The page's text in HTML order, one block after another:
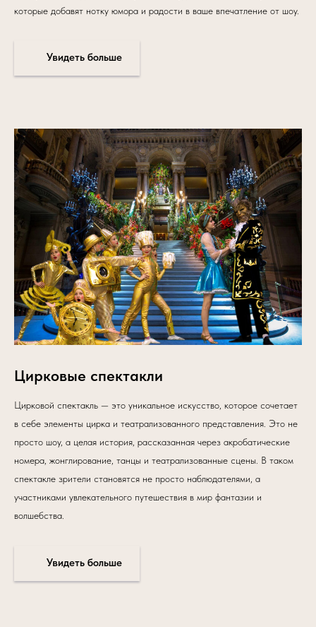
которые добавят нотку юмора и радости в ваше впечатление от шоу.
Увидеть больше
Цирковые спектакли
Цирковой спектакль — это уникальное искусство, которое сочетает
в себе элементы цирка и театрализованного представления. Это не
просто шоу, а целая история, рассказанная через акробатические
номера, жонглирование, танцы и театрализованные сцены. В таком
спектакле зрители становятся не просто наблюдателями, а
участниками увлекательного путешествия в мир фантазии и
волшебства.
Увидеть больше